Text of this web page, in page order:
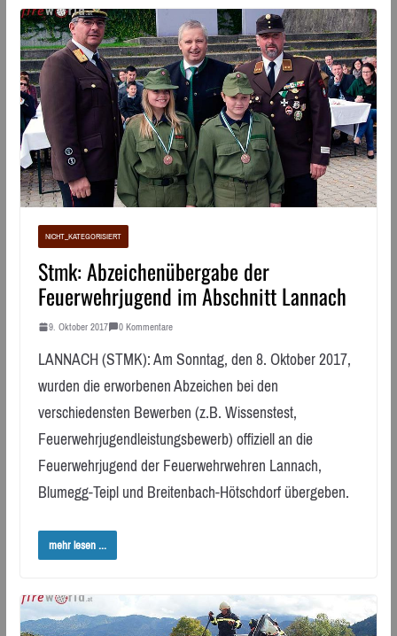
NICHT_KATEGORISIERT
Stmk: Abzeichenübergabe der
Feuerwehrjugend im Abschnitt Lannach
9. Oktober 2017 0 Kommentare
LANNACH (STMK): Am Sonntag, den 8. Oktober 2017,
wurden die erworbenen Abzeichen bei den
verschiedensten Bewerben (z.B. Wissenstest,
Feuerwehrjugendleistungsbewerb) offiziell an die
Feuerwehrjugend der Feuerwehrwehren Lannach,
Blumegg-Teipl und Breitenbach-Hötschdorf übergeben.
mehr lesen ...